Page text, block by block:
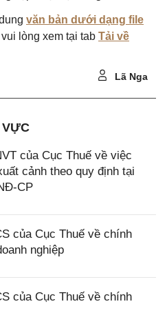
văn bản dưới dạng file
lòng xem tại tab Tải về
Lã Nga
VỰC
của Cục Thuế về việc
cảnh theo quy định tại
CP
của Cục Thuế về chính
nghiệp
của Cục Thuế về chính